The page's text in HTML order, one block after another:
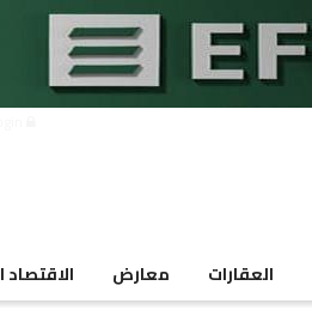
العقارات معارض الاقتصاد